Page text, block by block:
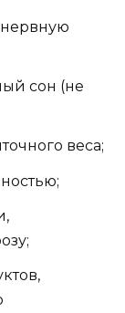
нервную
сон (не
веса;